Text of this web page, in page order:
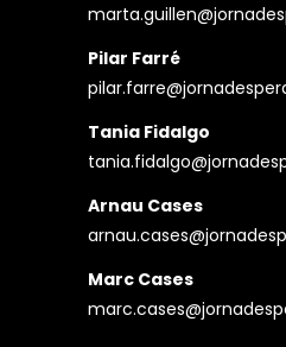
Pilar Farré
Tania Fidalgo
Arnau Cases
Marc Cases